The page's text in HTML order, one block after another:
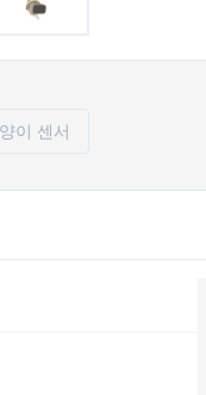
이 센서